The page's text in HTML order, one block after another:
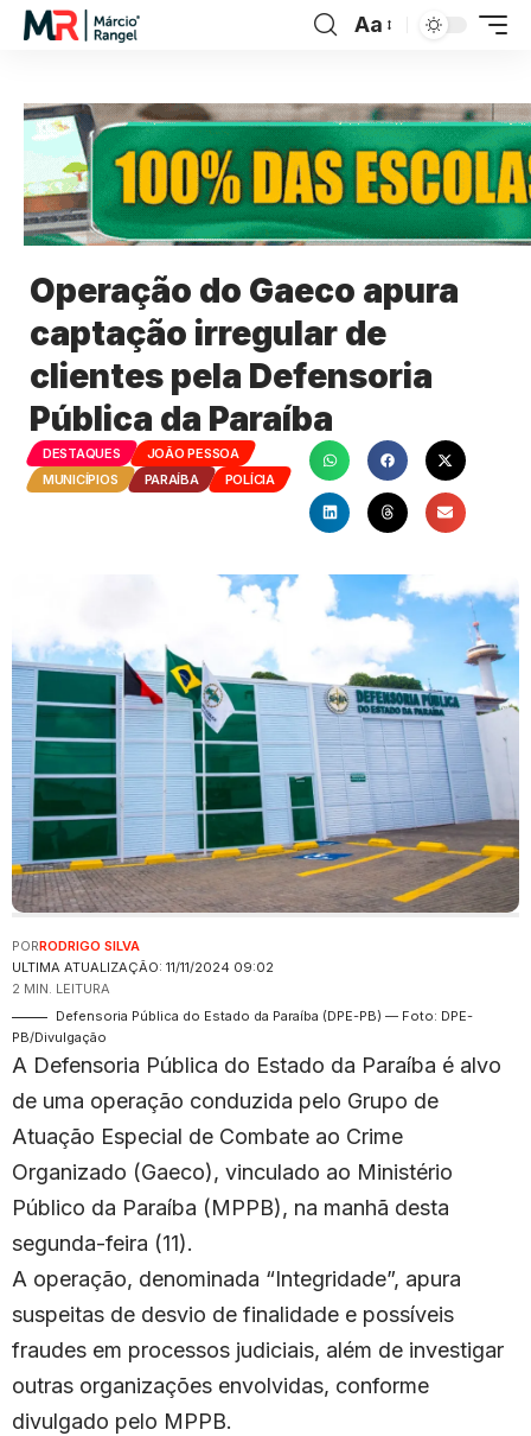
Aa
Operação do Gaeco apura
captação irregular de
clientes pela Defensoria
Pública da Paraíba
DESTAQUES
JOÃO PESSOA
MUNICÍPIOS
PARAÍBA POLÍCIA
ULTIMA ATUALIZAÇÃO: 11/11/2024 09:02
PORRODRIGO SILVA
2 MIN. LEITURA
Defensoria Pública do Estado da Paraíba (DPE-PB) — Foto: DPE-
PB/Divulgação
A Defensoria Pública do Estado da Paraíba é alvo
de uma operação conduzida pelo Grupo de
Atuação Especial de Combate ao Crime
Organizado (Gaeco), vinculado ao Ministério
Público da Paraíba (MPPB), na manhã desta
segunda-feira (11).
A operação, denominada “Integridade”, apura
suspeitas de desvio de finalidade e possíveis
fraudes em processos judiciais, além de investigar
outras organizações envolvidas, conforme
divulgado pelo MPPB.